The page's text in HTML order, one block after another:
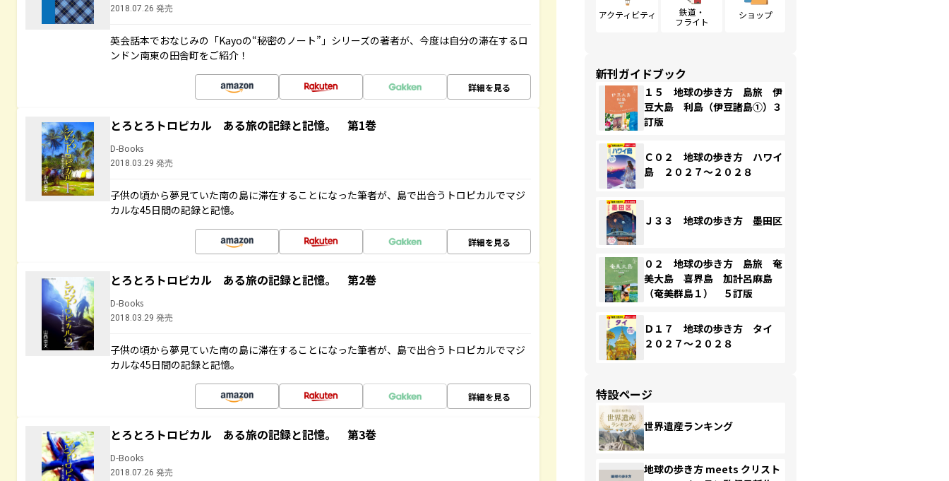
2018.07.26 発売
英会話本でおなじみの「Kayoの“秘密のノート”」シリーズの著者が、今度は自分の滞在するロ
ンドン南東の田舎町をご紹介！
詳細を見る
とろとろトロピカル ある旅の記録と記憶。 第1巻
D-Books
2018.03.29 発売
子供の頃から夢見ていた南の島に滞在することになった筆者が、島で出合うトロピカルでマジ
カルな45日間の記録と記憶。
詳細を見る
とろとろトロピカル ある旅の記録と記憶。 第2巻
D-Books
2018.03.29 発売
子供の頃から夢見ていた南の島に滞在することになった筆者が、島で出合うトロピカルでマジ
カルな45日間の記録と記憶。
詳細を見る
とろとろトロピカル ある旅の記録と記憶。 第3巻
D-Books
2018.07.26 発売
アクティビティ
鉄道・
フライト
ショップ
新刊ガイドブック
１５ 地球の歩き方 島旅 伊
豆大島 利島（伊豆諸島①）３
訂版
Ｃ０２ 地球の歩き方 ハワイ
島 ２０２７～２０２８
Ｊ３３ 地球の歩き方 墨田区
０２ 地球の歩き方 島旅 奄
美大島 喜界島 加計呂麻島
（奄美群島１） ５訂版
Ｄ１７ 地球の歩き方 タイ
２０２７～２０２８
特設ページ
世界遺産ランキング
地球の歩き方 meets クリスト